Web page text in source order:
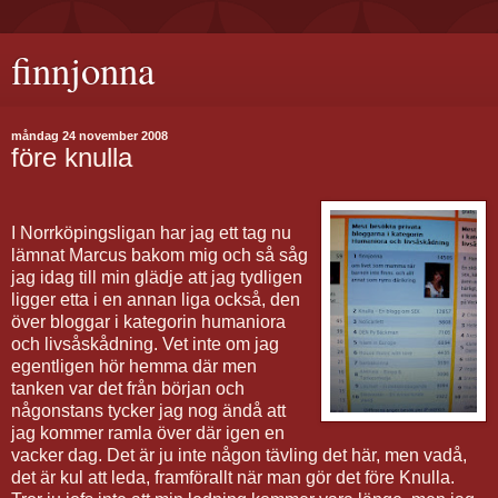
finnjonna
måndag 24 november 2008
före knulla
I Norrköpingsligan har jag ett tag nu
lämnat Marcus bakom mig och så såg
jag idag till min glädje att jag tydligen
ligger etta i en annan liga också, den
över bloggar i kategorin humaniora
och livsåskådning. Vet inte om jag
egentligen hör hemma där men
tanken var det från början och
någonstans tycker jag nog ändå att
jag kommer ramla över där igen en
vacker dag. Det är ju inte någon tävling det här, men vadå,
det är kul att leda, framförallt när man gör det före Knulla.